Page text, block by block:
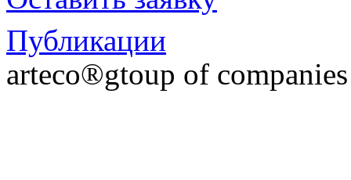
Публикации
arteco®gtoup of